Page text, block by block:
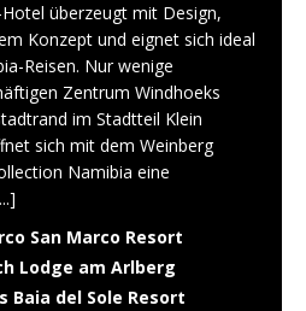
überzeugt mit Design,
Konzept und eignet sich ideal
Reisen. Nur wenige
Zentrum Windhoeks
im Stadtteil Klein
sich mit dem Weinberg
Namibia eine
San Marco Resort
Lodge am Arlberg
Baia del Sole Resort